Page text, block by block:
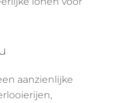
aanzienlijke